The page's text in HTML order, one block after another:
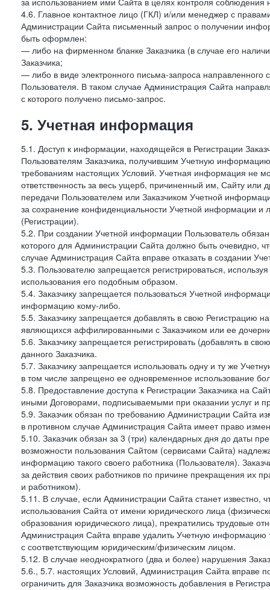
4.6. Главное контактное лицо (ГКЛ) и/или менеджер с
Администрации Сайта письменный запрос о получении
быть оформлен:
— либо на фирменном бланке Заказчика (в случае его
Заказчика;
— либо в виде электронного письма-запроса направленного
Пользователя. В таком случае Администрация Сайта
с которого получено письмо-запрос.
5. Учетная информация
5.1. Доступ к информации, находящейся в Регистрации
Пользователям Заказчика, получившим Учетную
требованиям настоящих Условий. Учетная информация не
ответственность за весь ущерб, причиненный им, Сайту
передачи Пользователем или Заказчиком Учетной
за сохранение конфиденциальности Учетной информации
(Регистрации).
5.2. При создании Учетной информации Пользователь
которого для Администрации Сайта должно быть очевидно,
случае Администрация Сайта вправе отказать в создании
5.3. Пользователю запрещается регистрироваться,
использования его подобным образом.
5.4. Заказчику запрещается пользоваться Учетной
информацию кому-либо.
5.5. Заказчику запрещается добавлять в свою Регистрацию
являющихся аффилированными с Заказчиком или ее
5.6. Заказчику запрещается регистрировать (добавлять в
данного Заказчика.
5.7. Заказчику запрещается использовать одну и ту же
в том числе запрещено ее одновременное использование
5.8. Предоставление доступа к Регистрации Заказчика на
иными Договорами, подписываемыми при оказании услуг и
5.9. Заказчик обязан по требованию Администрации Сайта
в противном случае Администрация Сайта имеет право
5.10. Заказчик обязан за 3 (три) календарных дня до даты
возможности пользования Сайтом (сервисами Сайта)
информацию такого своего работника (Пользователя).
за действия своих работников по причине прекращения их
и работником).
5.11. В случае, если Администрации Сайта станет
использования Сайта от имени юридического лица
образования юридического лица), прекратились трудовые
Администрация Сайта вправе удалить Учетную информацию
с соответствующим юридическим/физическим лицом.
5.12. В случае неоднократного (два и более) нарушения
5.6., 5.7. настоящих Условий, Администрация Сайта вправе
ограничить для Заказчика возможность добавления в